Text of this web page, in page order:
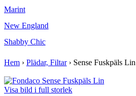
Marint
New England
Shabby Chic
Hem › Plädar, Filtar› Sense Fuskpäls Lin
Visa bild i full storlek